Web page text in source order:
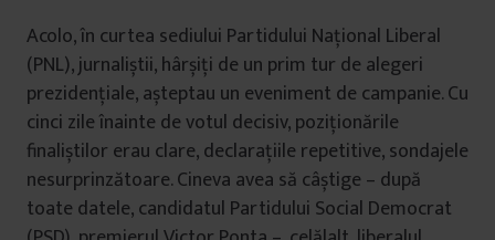
Acolo, în curtea sediului Partidului Național Liberal
(PNL), jurnaliștii, hârșiți de un prim tur de alegeri
prezidențiale, așteptau un eveniment de campanie. Cu
cinci zile înainte de votul decisiv, poziționările
finaliștilor erau clare, declarațiile repetitive, sondajele
nesurprinzătoare. Cineva avea să câștige – după
toate datele, candidatul Partidului Social Democrat